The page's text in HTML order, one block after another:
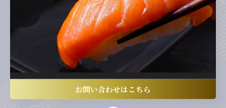
また、座敷席や広めのテーブル席があるかどうかも事前にチ
ェックしておくと安心です。小さなお子様連れの場合、ベビ
ーチェアの有無や店内の混雑状況も確認しておきましょう。
「岡崎 回転 寿司 大漁亭」や「おしどり 寿司 岡崎 稲熊 店 メ
ニュー」など、地域密着型の店舗では家族向けサービスが手
厚いことも多く、事前に公式サイトやメニュー表を確認する
ことで、より安心して外食を楽しめます。
お問い合わせはこちら